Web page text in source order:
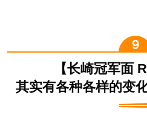
【长崎冠军面
其实有各种各样的变